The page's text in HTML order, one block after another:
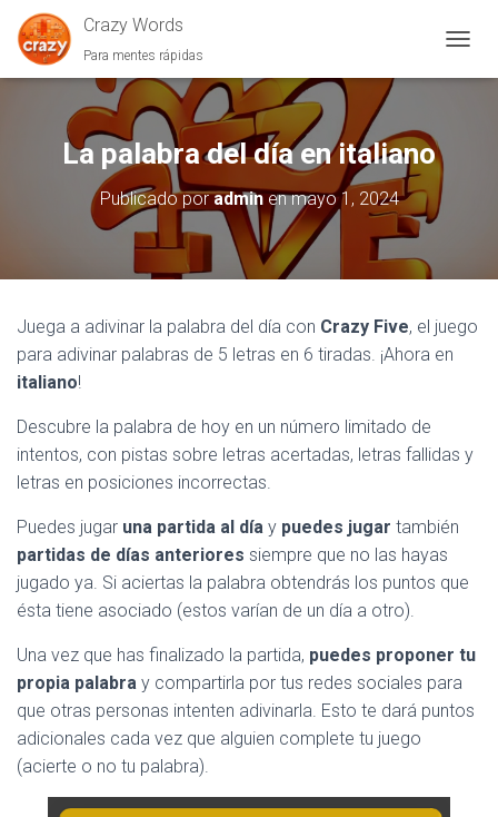
Crazy Words
Para mentes rápidas
A
N
C
N
La palabra del día en italiano
Publicado poradminenmayo 1, 2024
Juega a adivinar la palabra del día con Crazy Five, el juego
para adivinar palabras de 5 letras en 6 tiradas. ¡Ahora en
italiano!
Descubre la palabra de hoy en un número limitado de
intentos, con pistas sobre letras acertadas, letras fallidas y
letras en posiciones incorrectas.
Puedes jugar una partida al día y puedes jugar también
partidas de días anteriores siempre que no las hayas
jugado ya. Si aciertas la palabra obtendrás los puntos que
ésta tiene asociado (estos varían de un día a otro).
Una vez que has finalizado la partida, puedes proponer tu
propia palabra y compartirla por tus redes sociales para
que otras personas intenten adivinarla. Esto te dará puntos
adicionales cada vez que alguien complete tu juego
(acierte o no tu palabra).